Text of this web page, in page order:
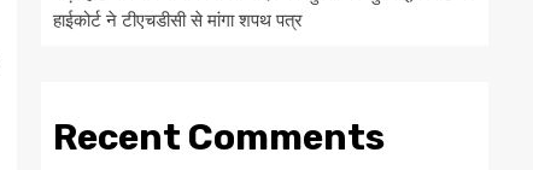
हाईकोर्ट ने टीएचडीसी से मांगा शपथ पत्र
Recent Comments